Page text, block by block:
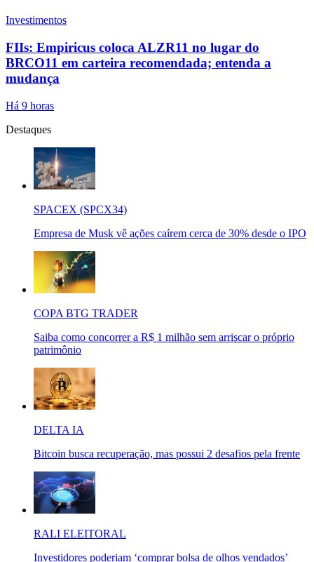
Investimentos
FIIs: Empiricus coloca ALZR11 no lugar do
BRCO11 em carteira recomendada; entenda a
mudança
Há 9 horas
Destaques
SPACEX (SPCX34)
Empresa de Musk vê ações caírem cerca de 30% desde o IPO
COPA BTG TRADER
Saiba como concorrer a R$ 1 milhão sem arriscar o próprio
patrimônio
DELTA IA
Bitcoin busca recuperação, mas possui 2 desafios pela frente
RALI ELEITORAL
Investidores poderiam ‘comprar bolsa de olhos vendados’